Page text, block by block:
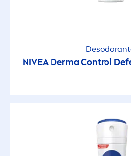
NIVEADerma Control